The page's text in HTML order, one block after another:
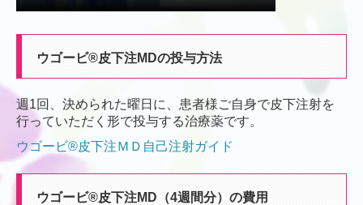
ウゴービ®皮下注MDの投与方法
週1回、決められた曜日に、患者様ご自身で皮下注射を
行っていただく形で投与する治療薬です。
ウゴービ®皮下注ＭＤ自己注射ガイド
ウゴービ®皮下注MD（4週間分）の費用